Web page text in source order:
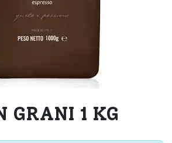
GRANI 1 KG